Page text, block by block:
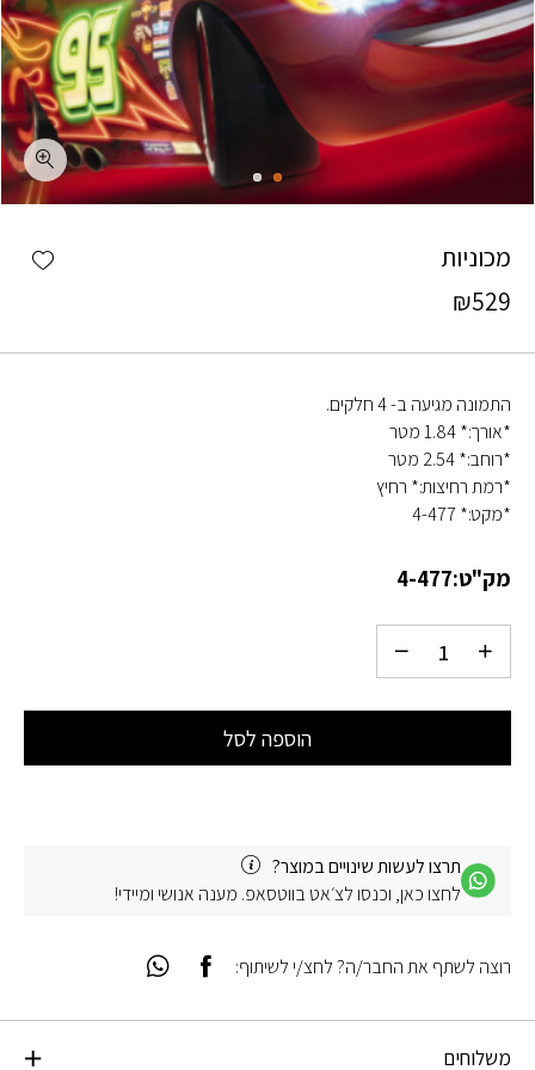
מכוניות
₪529
התמונה מגיעה ב- 4 חלקים.
*אורך:* 1.84 מטר
*רוחב:* 2.54 מטר
*רמת רחיצות:* רחיץ
*מקט:* 4-477
מק"ט:4-477
הוספה לסל
תרצו לעשות שינויים במוצר?
לחצו כאן, וכנסו לצ׳אט בווטסאפ. מענה אנושי ומיידי!
משלוחים
רוצה לשתף את החבר/ה? לחצ/י לשיתוף: